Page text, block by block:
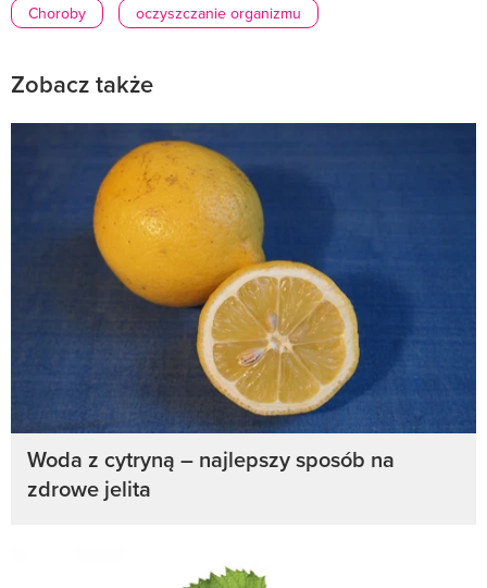
Choroby oczyszczanie organizmu
Zobacz także
Woda z cytryną – najlepszy sposób na
zdrowe jelita